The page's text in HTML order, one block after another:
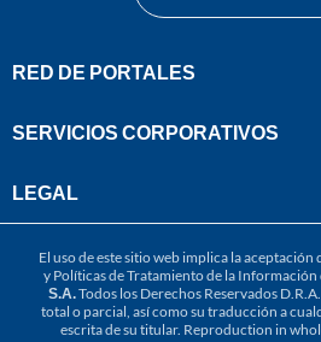
RED DE PORTALES
SERVICIOS CORPORATIVOS
LEGAL
El uso de este sitio web implica la aceptación
y Políticas de Tratamiento de la Información
S.A.Todos los Derechos Reservados
total o parcial, así como su traducción a
escrita de su titular. Reproduction in